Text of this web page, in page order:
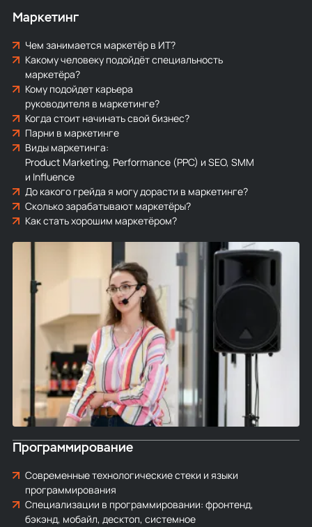
Маркетинг
Чем занимается маркетёр в ИТ?
Какому человеку подойдёт специальность
маркетёра?
Кому подойдет карьера
руководителя в маркетинге?
Когда стоит начинать свой бизнес?
Парни в маркетинге
Виды маркетинга:
Product Marketing, Performance (PPC) и SEO, SMM
и Influence
До какого грейда я могу дорасти в маркетинге?
Сколько зарабатывают маркетёры?
Как стать хорошим маркетёром?
Программирование
Современные технологические стеки и языки
программирования
Специализации в программировании: фронтенд,
бэкэнд, мобайл, десктоп, системное